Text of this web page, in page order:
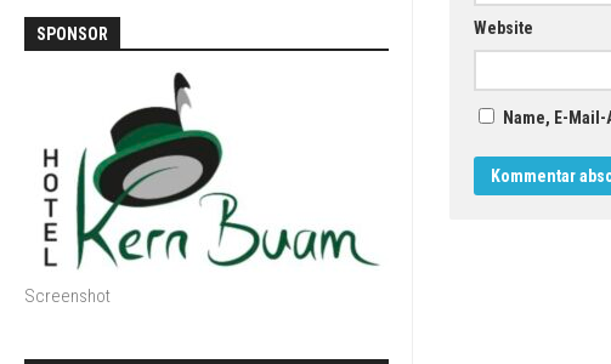
Website
Name, E-
SPONSOR
Screenshot